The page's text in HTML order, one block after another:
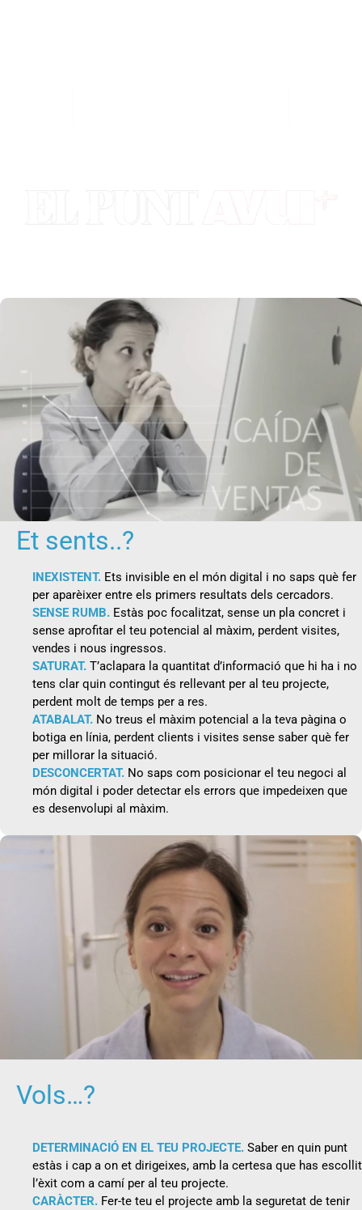
Et sents..?
INEXISTENT. Ets invisible en el món digital i no saps què fer
per aparèixer entre els primers resultats dels cercadors.
SENSE RUMB. Estàs poc focalitzat, sense un pla concret i
sense aprofitar el teu potencial al màxim, perdent visites,
vendes i nous ingressos.
SATURAT. T’aclapara la quantitat d’informació que hi ha i no
tens clar quin contingut és rellevant per al teu projecte,
perdent molt de temps per a res.
ATABALAT. No treus el màxim potencial a la teva pàgina o
botiga en línia, perdent clients i visites sense saber què fer
per millorar la situació.
DESCONCERTAT. No saps com posicionar el teu negoci al
món digital i poder detectar els errors que impedeixen que
es desenvolupi al màxim.
Vols…?
DETERMINACIÓ EN EL TEU PROJECTE. Saber en quin punt
estàs i cap a on et dirigeixes, amb la certesa que has escollit
l’èxit com a camí per al teu projecte.
CARÀCTER. Fer-te teu el projecte amb la seguretat de tenir